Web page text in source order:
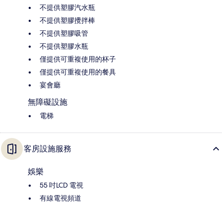
不提供塑膠汽水瓶
不提供塑膠攪拌棒
不提供塑膠吸管
不提供塑膠水瓶
僅提供可重複使用的杯子
僅提供可重複使用的餐具
宴會廳
無障礙設施
電梯
客房設施服務
娛樂
55 吋LCD 電視
有線電視頻道